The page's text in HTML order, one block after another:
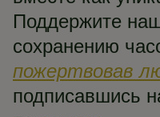
Поддержите
сохранению
пожертвовав
подписавшись